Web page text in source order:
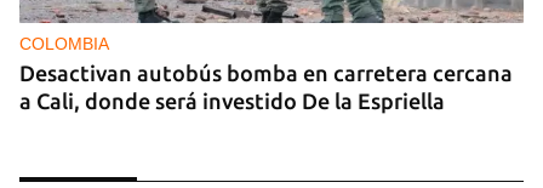
COLOMBIA
Desactivan autobús bomba en carretera cercana
a Cali, donde será investido De la Espriella